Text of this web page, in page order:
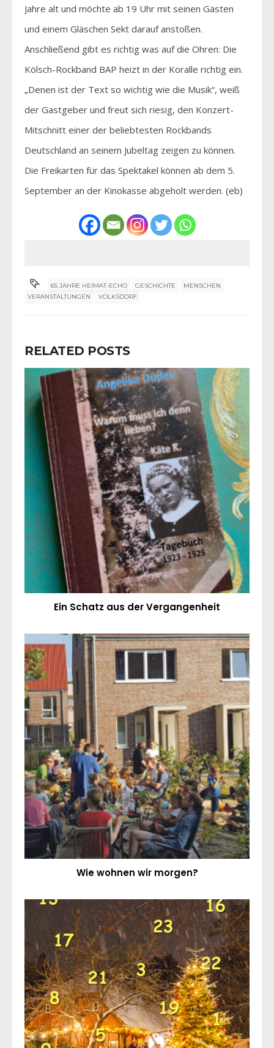
Jahre alt und möchte ab 19 Uhr mit seinen Gästen
und einem Gläschen Sekt darauf anstoßen.
Anschließend gibt es richtig was auf die Ohren: Die
Kölsch-Rockband BAP heizt in der Koralle richtig ein.
„Denen ist der Text so wichtig wie die Musik“, weiß
der Gastgeber und freut sich riesig, den Konzert-
Mitschnitt einer der beliebtesten Rockbands
Deutschland an seinem Jubeltag zeigen zu können.
Die Freikarten für das Spektakel können ab dem 5.
September an der Kinokasse abgeholt werden. (eb)
65 JAHRE HEIMAT-ECHO GESCHICHTE
MENSCHEN
VERANSTALTUNGEN
VOLKSDORF
RELATED POSTS
Ein Schatz aus der Vergangenheit
Wie wohnen wir morgen?